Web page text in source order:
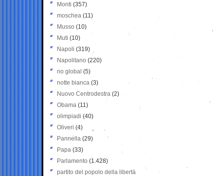
Monti (357)
moschea (11)
Musso (10)
Muti (10)
Napoli (319)
Napolitano (220)
no global (5)
notte bianca (3)
Nuovo Centrodestra (2)
Obama (11)
olimpiadi (40)
Oliveri (4)
Pannella (29)
Papa (33)
Parlamento (1.428)
partito del popolo della libertà